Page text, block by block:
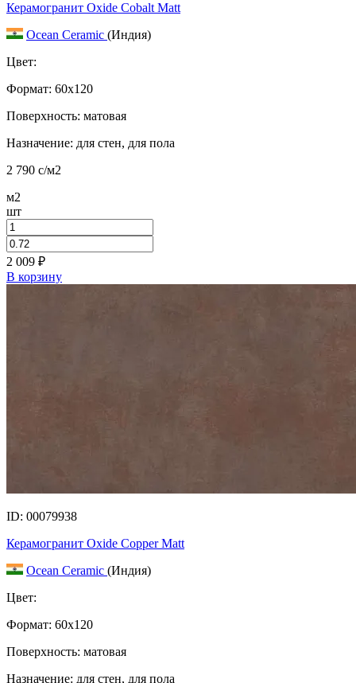
Керамогранит Oxide Cobalt Matt
Ocean Ceramic (Индия)
Цвет:
Формат: 60x120
Поверхность: матовая
Назначение: для стен, для пола
2 790 c/м2
м2
шт
2 009 ₽
В корзину
ID: 00079938
Керамогранит Oxide Copper Matt
Ocean Ceramic (Индия)
Цвет:
Формат: 60x120
Поверхность: матовая
Назначение: для стен, для пола